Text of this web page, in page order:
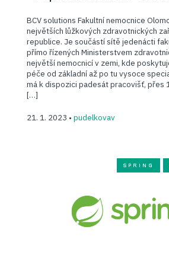
BCV solutions Fakultní nemocnice
největších lůžkových zdravotnických
republice. Je součástí sítě jedenácti
přímo řízených Ministerstvem
největší nemocnicí v zemi, kde
péče od základní až po tu vysoce
má k dispozici padesát pracovišť, přes
[…]
21. 1. 2023 • pudelkovav
SPRING